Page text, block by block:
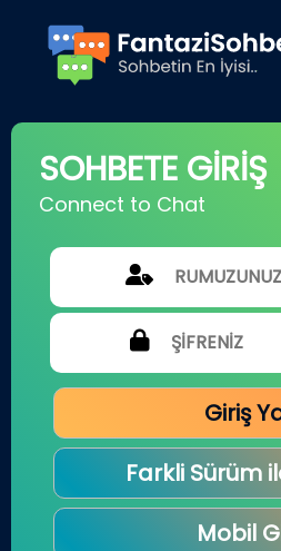
SOHBETE GİRİŞ
Connect to Chat
Giriş
Farkli Sürüm
Mobil